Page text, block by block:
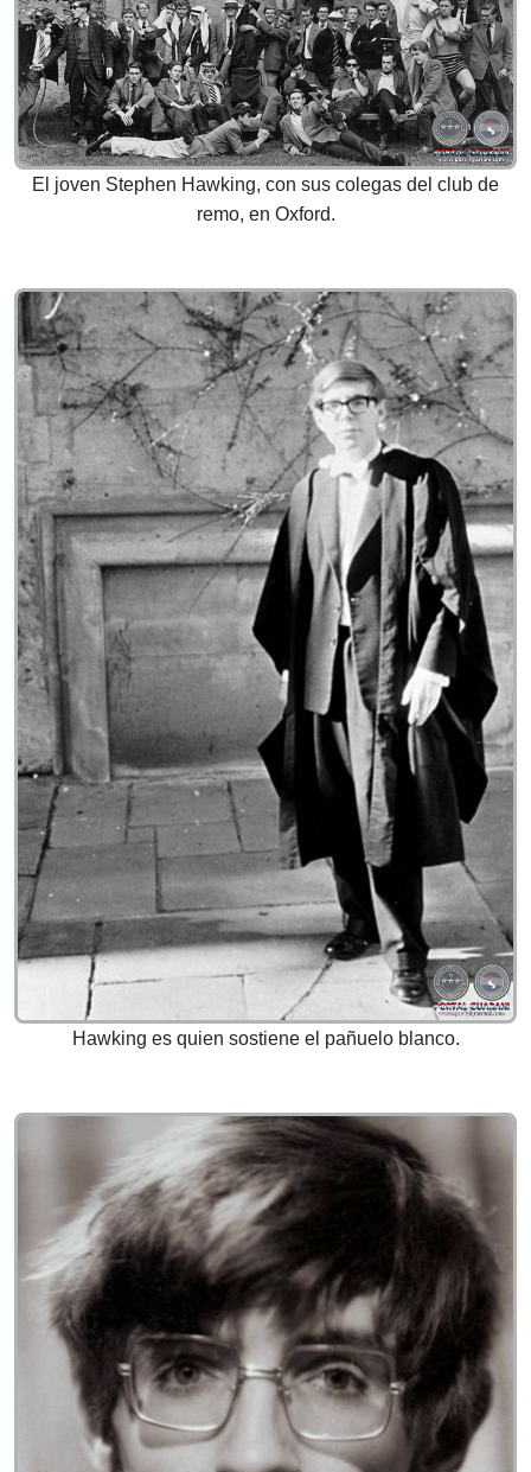
El joven Stephen Hawking, con sus colegas del club de
remo, en Oxford.
Hawking es quien sostiene el pañuelo blanco.